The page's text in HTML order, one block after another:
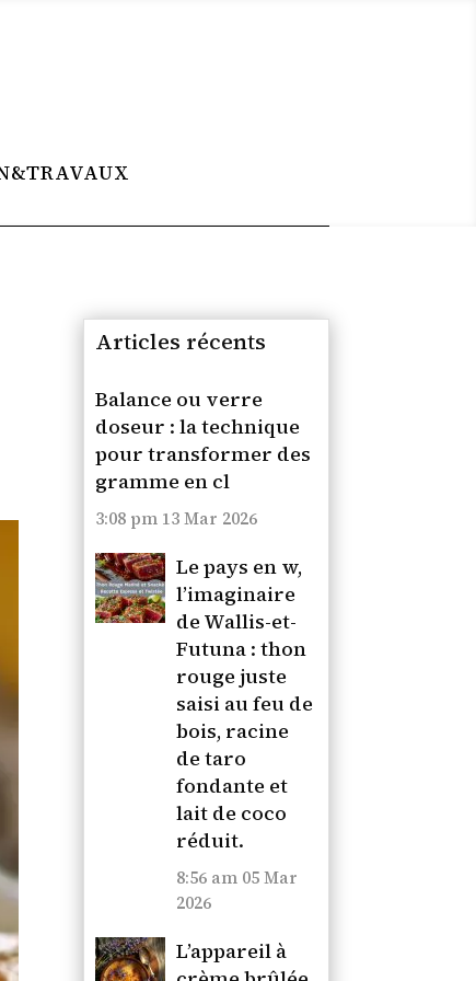
Articles récents
Balance ou verre
doseur : la technique
pour transformer des
gramme en cl
3:08 pm 13 Mar 2026
Le pays en w,
l’imaginaire
de Wallis-et-
Futuna : thon
rouge juste
saisi au feu de
bois, racine
de taro
fondante et
lait de coco
réduit.
8:56 am 05 Mar
2026
L’appareil à